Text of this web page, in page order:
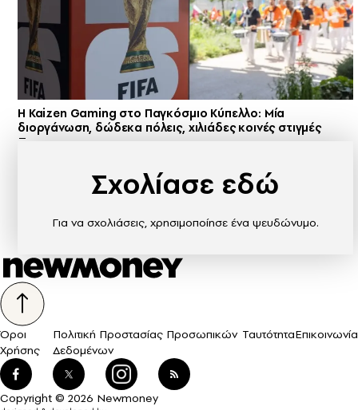
H Kaizen Gaming στο Παγκόσμιο Kύπελλο: Μία
διοργάνωση, δώδεκα πόλεις, χιλιάδες κοινές στιγμές
Σχολίασε εδώ
Για να σχολιάσεις, χρησιμοποίησε ένα ψευδώνυμο.
Όροι
Χρήσης
Πολιτική Προστασίας Προσωπικών
Δεδομένων
ΤαυτότηταΕπικοινωνία
Copyright © 2026 Newmoney